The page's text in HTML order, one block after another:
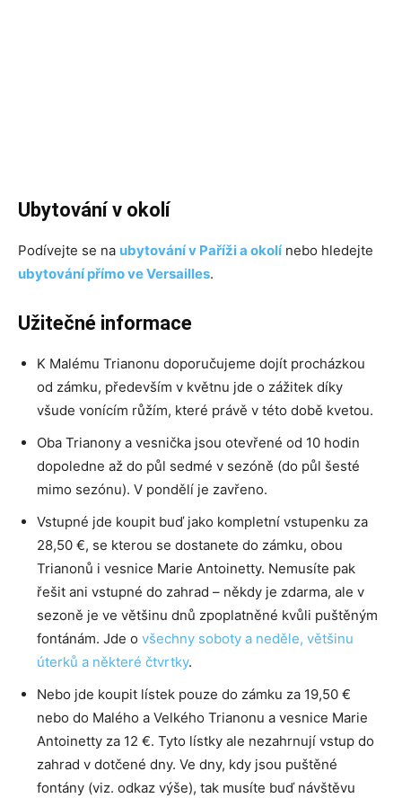
Ubytování v okolí
Podívejte se na ubytování v Paříži a okolínebo hledejte
ubytování přímo ve Versailles.
Užitečné informace
K Malému Trianonu doporučujeme dojít procházkou
od zámku, především v květnu jde o zážitek díky
všude vonícím růžím, které právě v této době kvetou.
Oba Trianony a vesnička jsou otevřené od 10 hodin
dopoledne až do půl sedmé v sezóně (do půl šesté
mimo sezónu). V pondělí je zavřeno.
Vstupné jde koupit buď jako kompletní vstupenku za
28,50 €, se kterou se dostanete do zámku, obou
Trianonů i vesnice Marie Antoinetty. Nemusíte pak
řešit ani vstupné do zahrad – někdy je zdarma, ale v
sezoně je ve většinu dnů zpoplatněné kvůli puštěným
fontánám. Jde o všechny soboty a neděle, většinu
úterků a některé čtvrtky.
Nebo jde koupit lístek pouze do zámku za 19,50 €
nebo do Malého a Velkého Trianonu a vesnice Marie
Antoinetty za 12 €. Tyto lístky ale nezahrnují vstup do
zahrad v dotčené dny. Ve dny, kdy jsou puštěné
fontány (viz. odkaz výše), tak musíte buď návštěvu